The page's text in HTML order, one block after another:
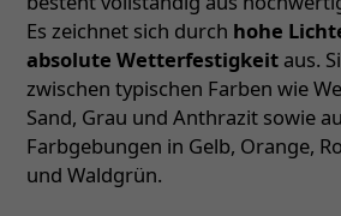
Es zeichnet sich durch hohe
absolute Wetterfestigkeit aus.
zwischen typischen Farben wie
Sand, Grau und Anthrazit sowie
Farbgebungen in Gelb, Orange,
und Waldgrün.